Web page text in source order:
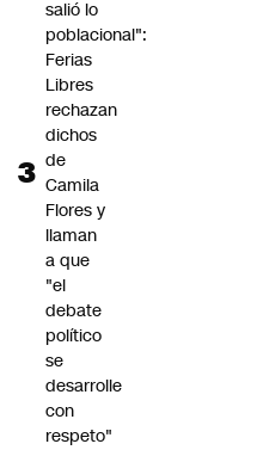
salió lo
poblacional":
Ferias
Libres
rechazan
dichos
de
Camila
Flores y
llaman
a que
"el
debate
político
se
desarrolle
con
respeto"